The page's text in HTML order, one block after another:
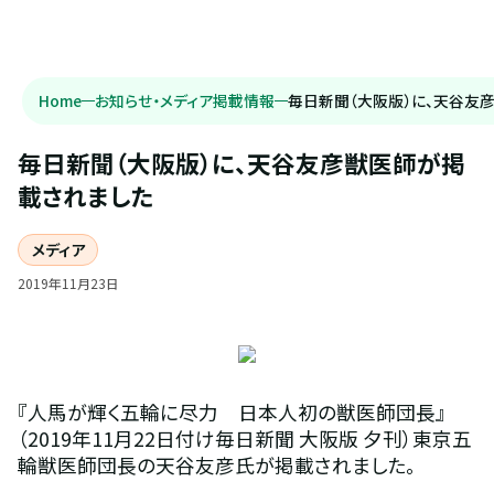
Home お知らせ・メディア掲載情報 毎日新聞（大阪版）に、天谷
毎日新聞（大阪版）に、天谷友彦獣医師が掲
載されました
メディア
2019年11 月23日
『人馬が輝く五輪に尽力　日本人初の獣医師団長』
（2019年11月22日付け毎日新聞 大阪版 夕刊）東京五
輪獣医師団長の天谷友彦氏が掲載されました。